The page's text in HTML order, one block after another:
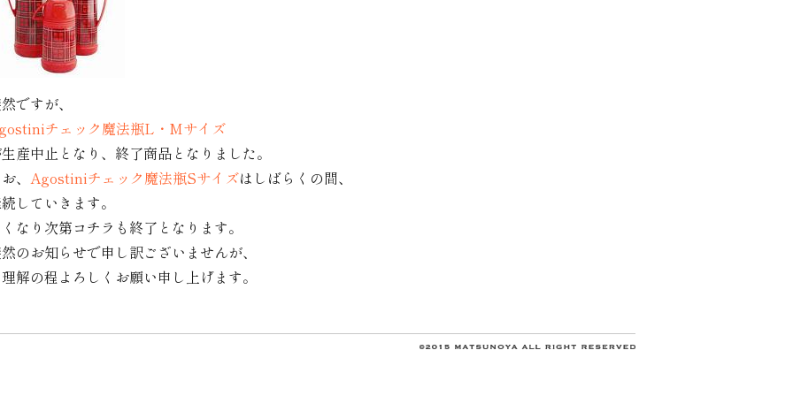
ですが、
チェック魔法瓶L・Mサイズ
産中止となり、終了商品となりました。
、 Agostiniチェック魔法瓶Sサイズはしばらくの間、
していきます。
なり次第コチラも終了となります。
のお知らせで申し訳ございませんが、
解の程よろしくお願い申し上げます。